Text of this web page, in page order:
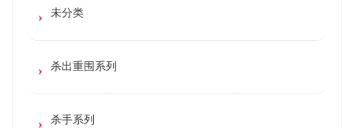
未分类
杀出重围系列
杀手系列